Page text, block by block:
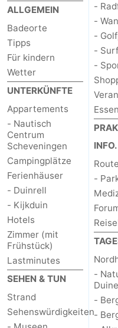
ALLGEMEIN
Badeorte
Tipps
Für kindern
Wetter
UNTERKÜNFTE
Appartements
- Nautisch
Centrum
Scheveningen
Campingplätze
Ferienhäuser
- Duinrell
- Kijkduin
Hotels
Zimmer (mit
Frühstück)
Lastminutes
SEHEN & TUN
Strand
Sehenswürdigkeiten
-
-
-
-
-
INFO.
Route
-
-
-
-